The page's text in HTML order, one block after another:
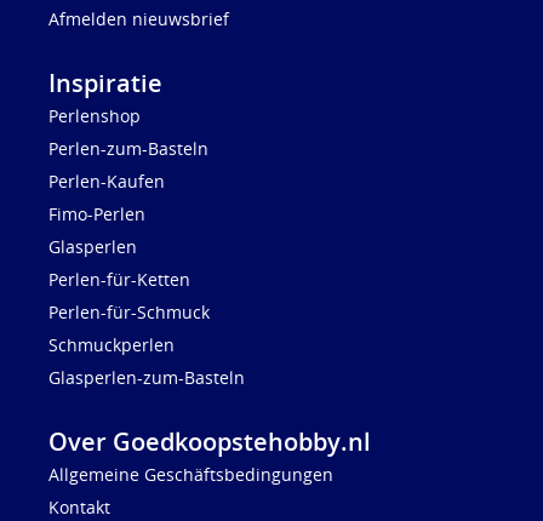
Afmelden nieuwsbrief
Inspiratie
Perlenshop
Perlen-zum-Basteln
Perlen-Kaufen
Fimo-Perlen
Glasperlen
Perlen-für-Ketten
Perlen-für-Schmuck
Schmuckperlen
Glasperlen-zum-Basteln
Over Goedkoopstehobby.nl
Allgemeine Geschäftsbedingungen
Kontakt